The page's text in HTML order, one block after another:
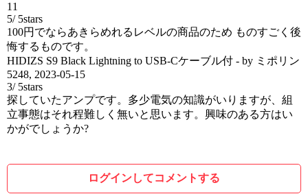
11
5/ 5stars
100円でならあきらめれるレベルの商品のため ものすごく後
悔するものです。
HIDIZS S9 Black Lightning to USB-Cケーブル付 - by ミポリン
5248, 2023-05-15
3/ 5stars
探していたアンプです。多少電気の知識がいりますが、組
立事態はそれ程難しく無いと思います。興味のある方はい
かがでしょうか?
ログインしてコメントする